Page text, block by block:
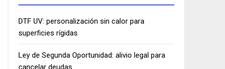
DTF UV: personalización sin calor para
superficies rígidas
Ley de Segunda Oportunidad: alivio legal para
cancelar deudas